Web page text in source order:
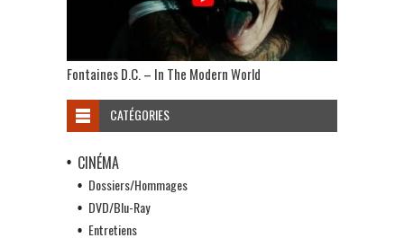
Fontaines D.C. – In The Modern World
CATÉGORIES
CINÉMA
Dossiers/Hommages
DVD/Blu-Ray
Entretiens